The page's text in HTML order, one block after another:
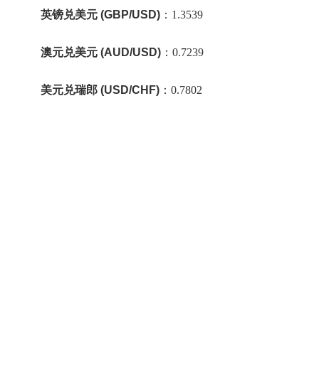
英镑兑美元 (GBP/USD) ：1.3539
澳元兑美元 (AUD/USD) ：0.7239
美元兑瑞郎 (USD/CHF) ：0.7802